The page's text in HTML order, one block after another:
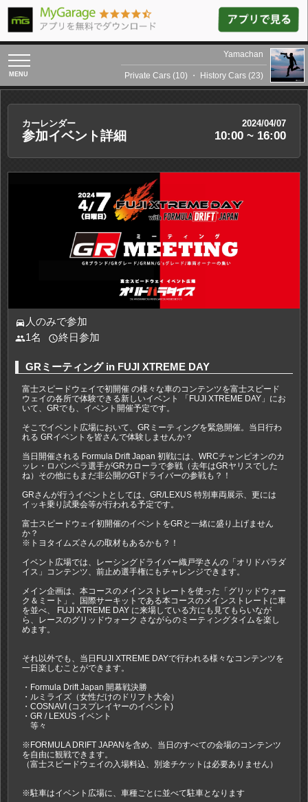
toggle
navigation
Yamachan
Private Cars (10) ・ History Cars (23)
カーレンダー 2024/04/07
参加イベント詳細 10:00 ~ 16:00
directions_car 人のみで参加
people1名 access_time終日参加
GRミーティング in FUJI XTREME DAY
富⼠スピードウェイで初開催 の様々な⾞のコンテンツを富⼠スピード
ウェイの各所で体験できる新しいイベント 「FUJI XTREME DAY」にお
いて、GRでも、イベント開催予定です。
そこでイベント広場において、GRミーティングを緊急開催。当日行わ
れる GRイベントを皆さんで体験しませんか？
当日開催される Formula Drift Japan 初戦には、WRCチャンピオンのカ
ッレ・ロバンペラ選手がGRカローラで参戦（去年はGRヤリスでした
ね）その他にもまだ非公開のGTドライバーの参戦も？！
GRさんが行うイベントとしては、GR/LEXUS 特別車両展示、更には
イッキ乗り試乗会等が行われる予定です。
富士スピードウェイ初開催のイベントをGRと一緒に盛り上げません
か？
※トヨタイムズさんの取材もあるかも？！
イベント広場では、レーシングドライバー織戸学さんの「オリドパラダ
イス」コンテンツ、前止め選手権にもチャレンジできます。
メイン企画は、本コースのメインストレートを使った「グリッドウォー
ク＆ミート」。国際サーキットである本コースのメインストレートに⾞
を並べ、 FUJI XTREME DAY に来場している⽅にも⾒てもらいなが
ら、レースのグリッドウォーク さながらのミーティングタイムを楽し
めます。
それ以外でも、当日FUJI XTREME DAYで行われる様々なコンテンツを
一日楽しむことができます。
・Formula Drift Japan 開幕戦決勝
・ルミライズ（女性だけのドリフト大会）
・COSNAVI (コスプレイヤーのイベント)
・GR / LEXUS イベント
等々
※FORMULA DRIFT JAPANを含め、当⽇のすべての会場のコンテンツ
を⾃由に観戦できます。
（富⼠スピードウェイの⼊場料込、別途チケットは必要ありません）
※駐車はイベント広場に、車種ごとに並べて駐車となります